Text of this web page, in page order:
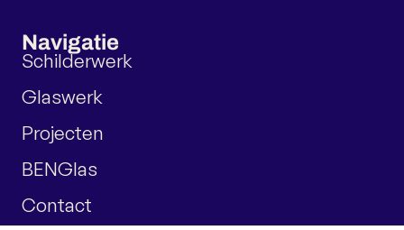
Navigatie
Schilderwerk
Glaswerk
Projecten
BENGlas
Contact